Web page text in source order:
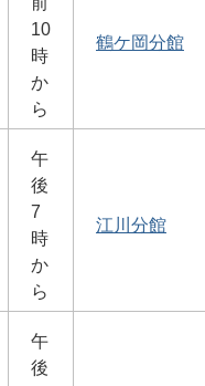
10
時
か
ら
鶴ケ岡分館
午
後
7
時
か
ら
江川分館
午
後